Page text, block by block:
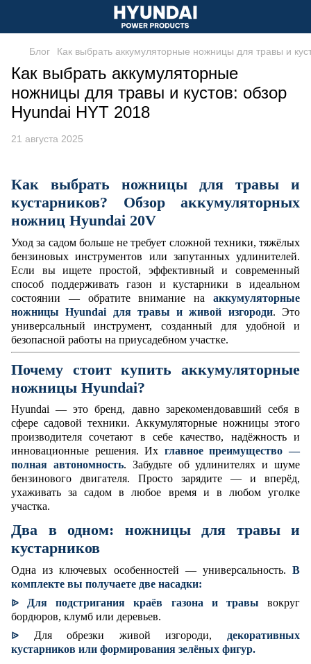
Блог Как выбрать аккумуляторные ножницы для травы и
Как выбрать аккумуляторные
ножницы для травы и кустов: обзор
Hyundai HYT 2018
21 августа 2025
Как выбрать ножницы для травы и
кустарников? Обзор аккумуляторных
ножниц Hyundai 20V
Уход за садом больше не требует сложной техники, тяжёлых
бензиновых инструментов или запутанных удлинителей.
Если вы ищете простой, эффективный и современный
способ поддерживать газон и кустарники в идеальном
состоянии — обратите внимание на аккумуляторные
ножницы Hyundai для травы и живой изгороди. Это
универсальный инструмент, созданный для удобной и
безопасной работы на приусадебном участке.
Почему стоит купить аккумуляторные
ножницы Hyundai?
Hyundai — это бренд, давно зарекомендовавший себя в
сфере садовой техники. Аккумуляторные ножницы этого
производителя сочетают в себе качество, надёжность и
инновационные решения. Их главное преимущество —
полная автономность. Забудьте об удлинителях и шуме
бензинового двигателя. Просто зарядите — и вперёд,
ухаживать за садом в любое время и в любом уголке
участка.
Два в одном: ножницы для травы и
кустарников
Одна из ключевых особенностей — универсальность. В
комплекте вы получаете две насадки:
ᐉ Для подстригания краёв газона и травы вокруг
бордюров, клумб или деревьев.
ᐉ Для обрезки живой изгороди, декоративных
кустарников или формирования зелёных фигур.